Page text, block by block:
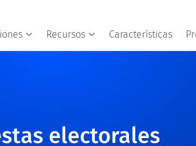
Recursos Características
electorales